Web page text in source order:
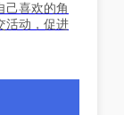
己喜欢的角
活动，促进